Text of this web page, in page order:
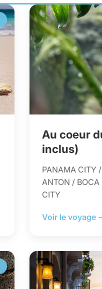
Au coeur
inclus)
PANAMA CITY
ANTON /
CITY
Voir le voyage